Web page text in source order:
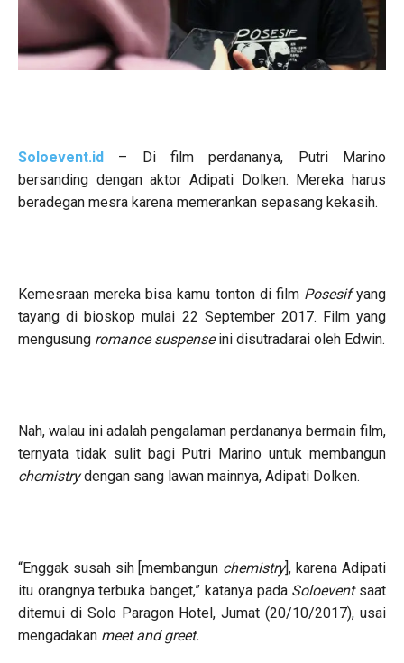
Soloevent.id
– Di film perdananya, Putri Marino
bersanding dengan aktor Adipati Dolken. Mereka harus
beradegan mesra karena memerankan sepasang kekasih.
Kemesraan mereka bisa kamu tonton di film Posesifyang
tayang di bioskop mulai 22 September 2017. Film yang
mengusung romance suspenseini disutradarai oleh Edwin.
Nah, walau ini adalah pengalaman perdananya bermain film,
ternyata tidak sulit bagi Putri Marino untuk membangun
chemistrydengan sang lawan mainnya, Adipati Dolken.
“Enggak susah sih [membangun chemistry], karena Adipati
itu orangnya terbuka banget,” katanya pada Soloeventsaat
ditemui di Solo Paragon Hotel, Jumat (20/10/2017), usai
mengadakan meet and greet.